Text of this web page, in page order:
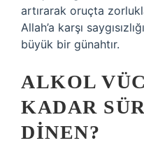
artırarak oruçta
Allah’a karşı
büyük bir günahtır.
ALKOL
KADAR
DINEN?